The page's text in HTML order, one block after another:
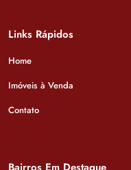
Links Rápidos
Home
Imóveis à Venda
Contato
Bairros Em Destaque